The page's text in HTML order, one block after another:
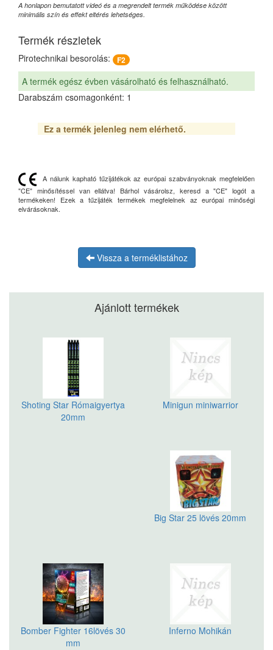
A honlapon bemutatott videó és a megrendelt termék működése között
minimális szín és effekt eltérés lehetséges.
Termék részletek
Pirotechnikai besorolás: F2
A termék egész évben vásárolható és felhasználható.
Darabszám csomagonként: 1
Ez a termék jelenleg nem elérhető.
A nálunk kapható tűzijátékok az európai szabványoknak megfelelően
"CE" minősítéssel van ellátva! Bárhol vásárolsz, keresd a "CE" logót a
termékeken! Ezek a tűzijáték termékek megfelelnek az európai minőségi
elvárásoknak.
Vissza a terméklistához
Ajánlott termékek
Shoting Star Rómaigyertya
20mm
Minigun miniwarrior
Big Star 25 lövés 20mm
Bomber Fighter 16lövés 30
mm
Inferno Mohikán